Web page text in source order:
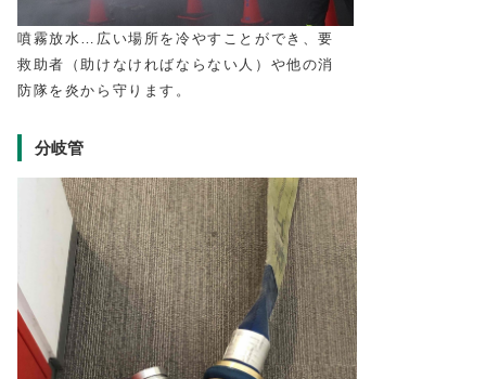
噴霧放水…広い場所を冷やすことができ、要
救助者（助けなければならない人）や他の消
防隊を炎から守ります。
分岐管